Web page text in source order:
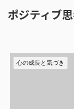
ポジティブ
心の成長と気づき